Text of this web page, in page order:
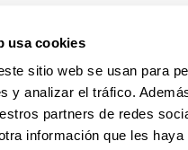
usa cookies
sitio web se usan para
y analizar el tráfico.
partners de redes
información que les